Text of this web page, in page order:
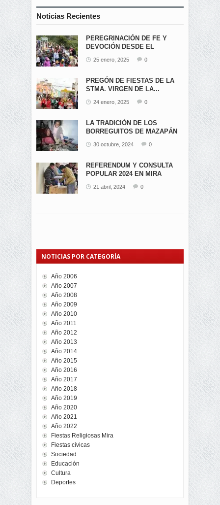
Noticias Recientes
PEREGRINACIÓN DE FE Y
DEVOCIÓN DESDE EL
25 enero, 2025 0
PREGÓN DE FIESTAS DE LA
STMA. VIRGEN DE LA...
24 enero, 2025 0
LA TRADICIÓN DE LOS
BORREGUITOS DE MAZAPÁN
30 octubre, 2024 0
REFERENDUM Y CONSULTA
POPULAR 2024 EN MIRA
21 abril, 2024 0
NOTICIAS POR CATEGORÍA
Año 2006
Año 2007
Año 2008
Año 2009
Año 2010
Año 2011
Año 2012
Año 2013
Año 2014
Año 2015
Año 2016
Año 2017
Año 2018
Año 2019
Año 2020
Año 2021
Año 2022
Fiestas Religiosas Mira
Fiestas cívicas
Sociedad
Educación
Cultura
Deportes